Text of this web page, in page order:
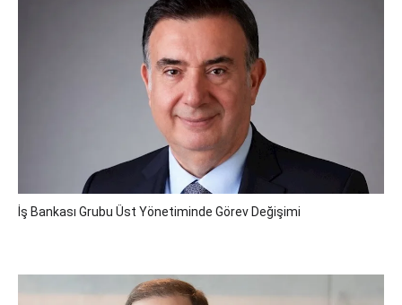
İş Bankası Grubu Üst Yönetiminde Görev Değişimi